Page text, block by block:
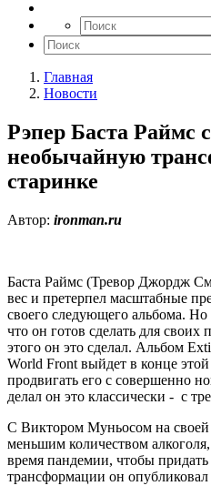
Главная
Новости
Рэпер Баста Раймс
необычайную
старинке
Автор: ironman.ru
Баста Раймс (Тревор Джордж
вес и претерпел масштабные
своего следующего альбома.
что он готов сделать для
этого он это сделал. Альбом
World Front выйдет в конце
продвигать его с совершенно
делал он это классически - с
С Виктором Муньосом на
меньшим количеством
время пандемии, чтобы
трансформации он